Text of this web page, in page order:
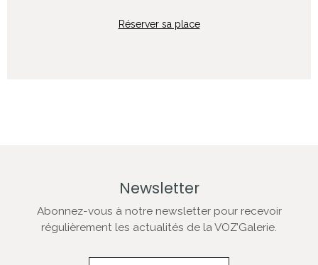
Réserver sa place
Newsletter
Abonnez-vous à notre newsletter pour recevoir
régulièrement les actualités de la VOZ’Galerie.